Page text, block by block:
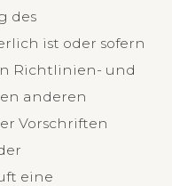
des
ist oder sofern
Richtlinien- und
anderen
Vorschriften
eine